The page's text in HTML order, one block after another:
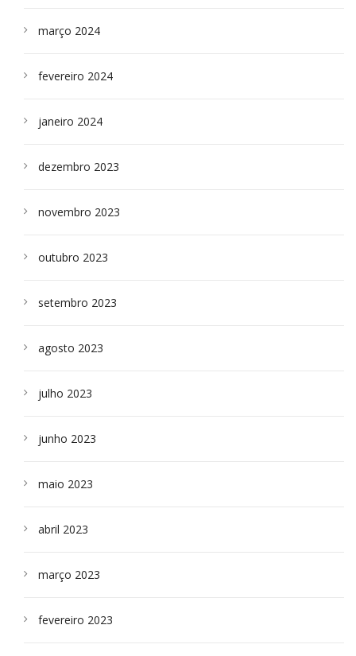
março 2024
fevereiro 2024
janeiro 2024
dezembro 2023
novembro 2023
outubro 2023
setembro 2023
agosto 2023
julho 2023
junho 2023
maio 2023
abril 2023
março 2023
fevereiro 2023